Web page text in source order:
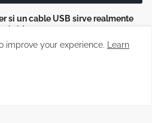
si un cable USB sirve realmente
rápida
improve your experience.
Learn